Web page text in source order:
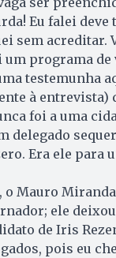
Eu falei deve
sem acreditar.
um programa de
testemunha
à entrevista)
foi a uma
delegado
Era ele para
o Mauro
ele
de Iris
pois eu